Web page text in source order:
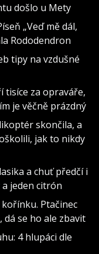
došlo u Mety
„Veď mě dál,
Rododendron
tipy na vzdušné
tisíce za opraváře,
je věčně prázdný
skončila, a
jak to nikdy
a chuť předčí i
jeden citrón
Ptačinec
se ho ale zbavit
4 hlupáci dle